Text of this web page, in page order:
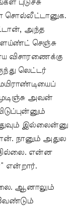
புடுச்சு
சொல்லீட்டானுக.
அந்த
செஞ்சு
விசாரணைக்கு
லெட்டர்
அவன்
இல்லைன்னு
நானும் அதுல
என்ன
என்றார்.
ஆனாலும்